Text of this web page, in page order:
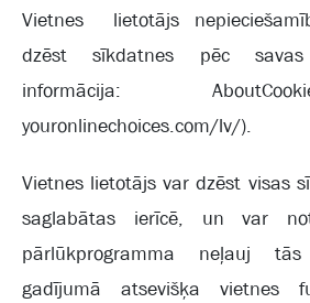
Vietnes lietotājs
dzēst sīkdatnes pēc
informācija:
youronlinechoices.com/lv/).
Vietnes lietotājs var dzēst visas
saglabātas ierīcē, un var
pārlūkprogramma neļauj
gadījumā atsevišķa vietnes